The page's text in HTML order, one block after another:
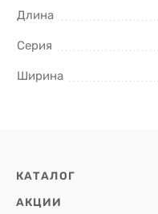
Длина
Серия
Ширина
КАТАЛОГ
АКЦИИ